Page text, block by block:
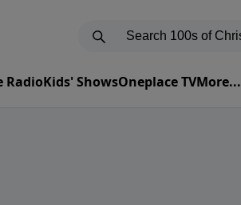
RadioKids' ShowsOneplace TVMore...